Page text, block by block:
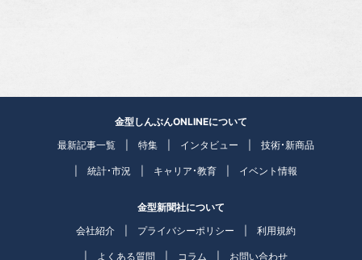
金型しんぶんONLINEについて
最新記事一覧
特集 インタビュー 技術・新商品
統計・市況 キャリア・教育 イベント情報
金型新聞社について
会社紹介
プライバシーポリシー 利用規約
よくある質問 コラム お問い合わせ